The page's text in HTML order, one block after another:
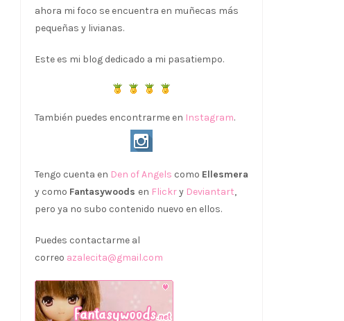
ahora mi foco se encuentra en muñecas más
pequeñas y livianas.
Este es mi blog dedicado a mi pasatiempo.
También puedes encontrarme en Instagram.
Tengo cuenta en Den of Angels como Ellesmera
y como Fantasywoods en Flickry Deviantart,
pero ya no subo contenido nuevo en ellos.
Puedes contactarme al
correo azalecita@gmail.com